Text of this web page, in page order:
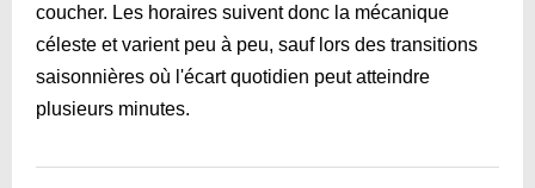
coucher. Les horaires suivent donc la mécanique
céleste et varient peu à peu, sauf lors des transitions
saisonnières où l'écart quotidien peut atteindre
plusieurs minutes.